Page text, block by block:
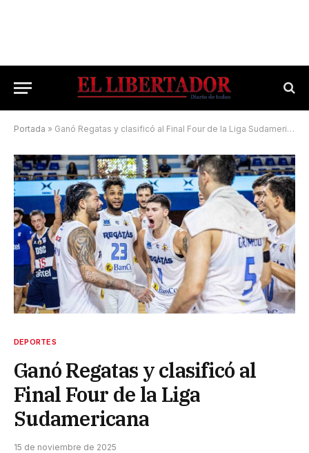
Portada » Ganó Regatas y clasificó al Final Four de la Liga Sudamericana
DEPORTES
Ganó Regatas y clasificó al
Final Four de la Liga
Sudamericana
15 de noviembre de 2025